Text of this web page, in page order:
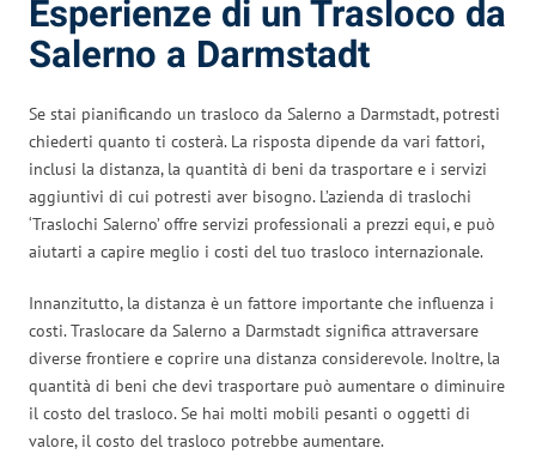
Esperienze di un Trasloco da
Salerno a Darmstadt
Se stai pianificando un trasloco da Salerno a Darmstadt, potresti
chiederti quanto ti costerà. La risposta dipende da vari fattori,
inclusi la distanza, la quantità di beni da trasportare e i servizi
aggiuntivi di cui potresti aver bisogno. L’azienda di traslochi
‘Traslochi Salerno’ offre servizi professionali a prezzi equi, e può
aiutarti a capire meglio i costi del tuo trasloco internazionale.
Innanzitutto, la distanza è un fattore importante che influenza i
costi. Traslocare da Salerno a Darmstadt significa attraversare
diverse frontiere e coprire una distanza considerevole. Inoltre, la
quantità di beni che devi trasportare può aumentare o diminuire
il costo del trasloco. Se hai molti mobili pesanti o oggetti di
valore, il costo del trasloco potrebbe aumentare.